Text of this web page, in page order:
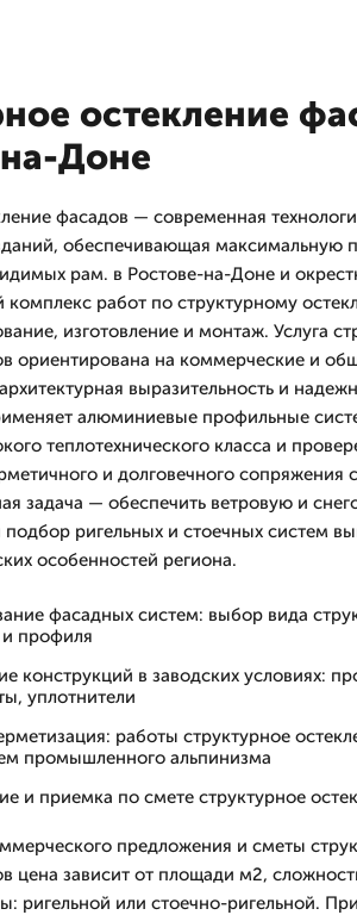
остекление
Доне
фасадов — современная
обеспечивающая максимальную
рам. в Ростове-на-Доне и
работ по структурному
изготовление и монтаж. Услуга
ориентирована на коммерческие и
выразительность и
алюминиевые профильные
теплотехнического класса и
и долговечного сопряжения
задача — обеспечить ветровую и
ригельных и стоечных систем
особенностей региона.
фасадных систем: выбор вида
и профиля
конструкций в заводских условиях:
уплотнители
работы структурное
промышленного альпинизма
и приемка по смете структурное
предложения и сметы
цена зависит от площади м2,
ригельной или стоечно-ригельной.